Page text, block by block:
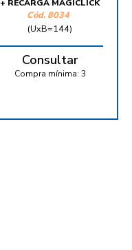
+ RECARGA MAGICLICK
Cód. 8034
(UxB=144)
Consultar
Compra mínima: 3